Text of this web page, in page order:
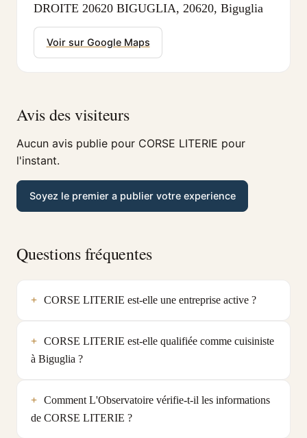
DROITE 20620 BIGUGLIA, 20620, Biguglia
Voir sur Google Maps
Avis des visiteurs
Aucun avis publie pour CORSE LITERIE pour
l'instant.
Soyez le premier a publier votre experience
Questions fréquentes
CORSE LITERIE est-elle une entreprise active ?
CORSE LITERIE est-elle qualifiée comme cuisiniste
à Biguglia ?
Comment L'Observatoire vérifie-t-il les informations
de CORSE LITERIE ?